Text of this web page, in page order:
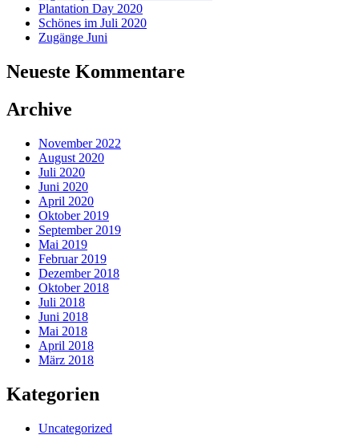
Plantation Day 2020
Schönes im Juli 2020
Zugänge Juni
Neueste Kommentare
Archive
November 2022
August 2020
Juli 2020
Juni 2020
April 2020
Oktober 2019
September 2019
Mai 2019
Februar 2019
Dezember 2018
Oktober 2018
Juli 2018
Juni 2018
Mai 2018
April 2018
März 2018
Kategorien
Uncategorized